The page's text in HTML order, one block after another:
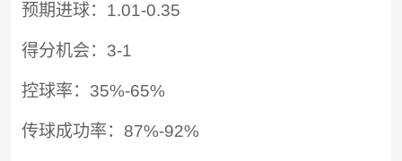
预期进球：1.01-0.35
得分机会：3-1
控球率：35%-65%
传球成功率：87%-92%